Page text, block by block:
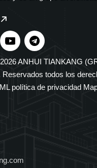
cables ópticos,
eléctricos inteligentes y
productos se utilizan
eléctrico, de
cuenta con derechos de
y ha sido reconocido
y nacionales.
ANHUI TIANKANG
todos los
política de privacidad